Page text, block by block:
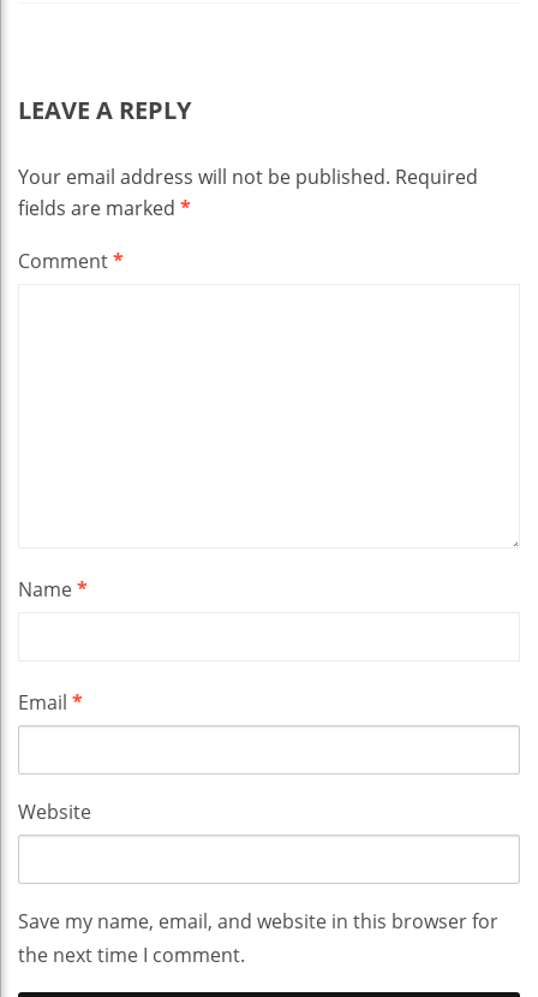
LEAVE A REPLY
Your email address will not be published. Required
fields are marked *
Comment*
Name*
Email *
Website
Save my name, email, and website in this browser for
the next time I comment.